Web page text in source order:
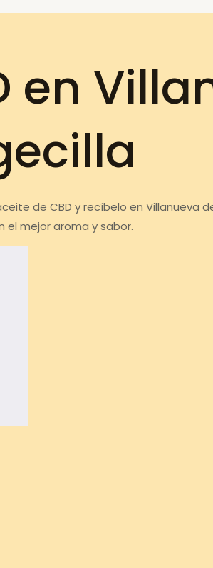
en
de CBD y recíbelo en Villanueva
el mejor aroma y sabor.